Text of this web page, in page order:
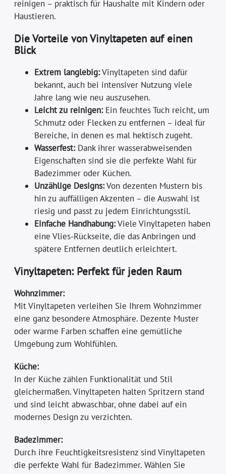
reinigen – praktisch für Haushalte mit Kindern oder
Haustieren.
Die Vorteile von Vinyltapeten auf einen
Blick
Extrem langlebig:Vinyltapeten sind dafür
bekannt, auch bei intensiver Nutzung viele
Jahre lang wie neu auszusehen.
Leicht zu reinigen:Ein feuchtes Tuch reicht, um
Schmutz oder Flecken zu entfernen – ideal für
Bereiche, in denen es mal hektisch zugeht.
Wasserfest:Dank ihrer wasserabweisenden
Eigenschaften sind sie die perfekte Wahl für
Badezimmer oder Küchen.
Unzählige Designs:Von dezenten Mustern bis
hin zu auffälligen Akzenten – die Auswahl ist
riesig und passt zu jedem Einrichtungsstil.
Einfache Handhabung:Viele Vinyltapeten haben
eine Vlies-Rückseite, die das Anbringen und
spätere Entfernen deutlich erleichtert.
Vinyltapeten: Perfekt für jeden Raum
Wohnzimmer:
Mit Vinyltapeten verleihen Sie Ihrem Wohnzimmer
eine ganz besondere Atmosphäre. Dezente Muster
oder warme Farben schaffen eine gemütliche
Umgebung zum Wohlfühlen.
Küche:
In der Küche zählen Funktionalität und Stil
gleichermaßen. Vinyltapeten halten Spritzern stand
und sind leicht abwaschbar, ohne dabei auf ein
modernes Design zu verzichten.
Badezimmer:
Durch ihre Feuchtigkeitsresistenz sind Vinyltapeten
die perfekte Wahl für Badezimmer. Wählen Sie